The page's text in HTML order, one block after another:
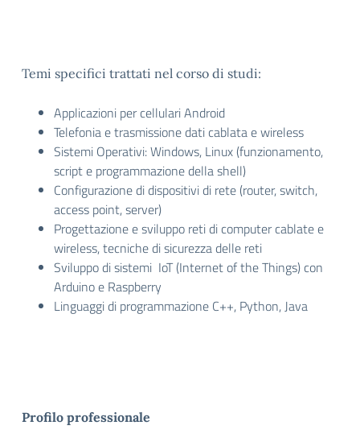
Temi specifici trattati nel corso di studi:
Applicazioni per cellulari Android
Telefonia e trasmissione dati cablata e wireless
Sistemi Operativi: Windows, Linux (funzionamento,
script e programmazione della shell)
Configurazione di dispositivi di rete (router, switch,
access point, server)
Progettazione e sviluppo reti di computer cablate e
wireless, tecniche di sicurezza delle reti
Sviluppo di sistemi IoT (Internet of the Things) con
Arduino e Raspberry
Linguaggi di programmazione C++, Python, Java
Profilo professionale